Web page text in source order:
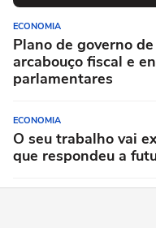
ECONOMIA
Plano de governo
arcabouço fiscal e
parlamentares
ECONOMIA
O seu trabalho vai
que respondeu a